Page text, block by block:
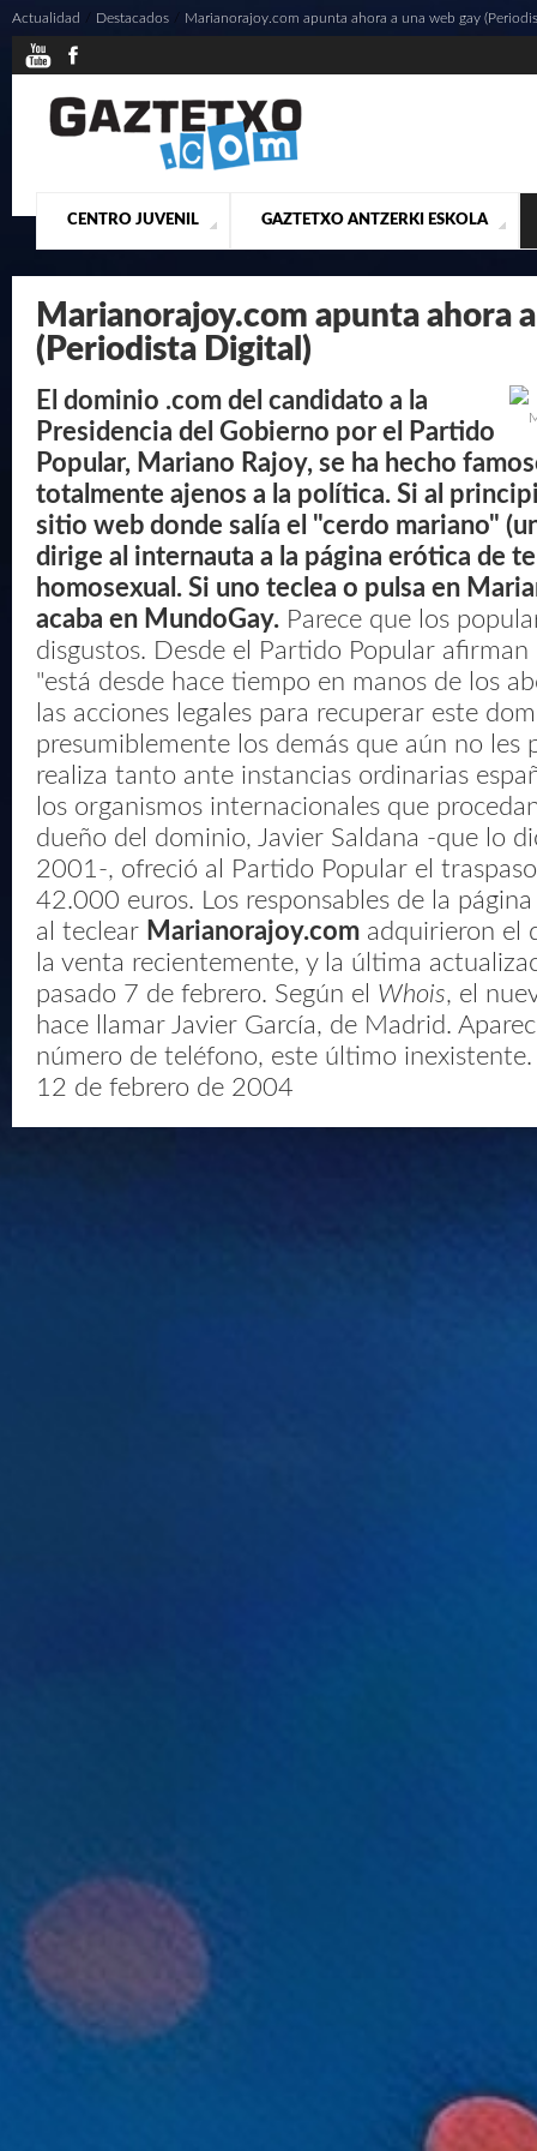
CENTRO JUVENIL
¿QUIENES SOMOS? ACTUALIDAD CONTACTO
GAZTETXO ANTZERKI ESKOLA
PRESENTACIÓN MUSICALES
Actualidad Destacados Marianorajoy.com apunta ahora a una web gay
Marianorajoy.com apunta ahora
(Periodista Digital)
El dominio .com del candidato a la
Presidencia del Gobierno por el Partido
Popular, Mariano Rajoy, se ha hecho
totalmente ajenos a la política. Si al
sitio web donde salía el "cerdo mariano"
dirige al internauta a la página erótica de
homosexual. Si uno teclea o pulsa en
acaba en MundoGay. Parece que los
disgustos. Desde el Partido Popular
"está desde hace tiempo en manos de los
las acciones legales para recuperar este
presumiblemente los demás que aún no les
realiza tanto ante instancias ordinarias
los organismos internacionales que
dueño del dominio, Javier Saldana -que lo
2001-, ofreció al Partido Popular el
42.000 euros. Los responsables de la
al teclear Marianorajoy.com adquirieron el
la venta recientemente, y la última
pasado 7 de febrero. Según el Whois, el
hace llamar Javier García, de Madrid.
número de teléfono, este último
12 de febrero de 2004